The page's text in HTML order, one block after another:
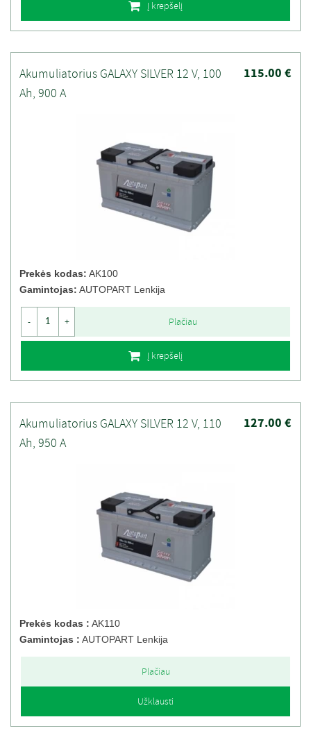
Į krepšelį
115.00 €
Akumuliatorius GALAXY SILVER 12 V, 100
Ah, 900 A
Prekės kodas: AK100
Gamintojas: AUTOPART Lenkija
- + Plačiau
Į krepšelį
127.00 €
Akumuliatorius GALAXY SILVER 12 V, 110
Ah, 950 A
Prekės kodas : AK110
Gamintojas : AUTOPART Lenkija
Plačiau
Užklausti